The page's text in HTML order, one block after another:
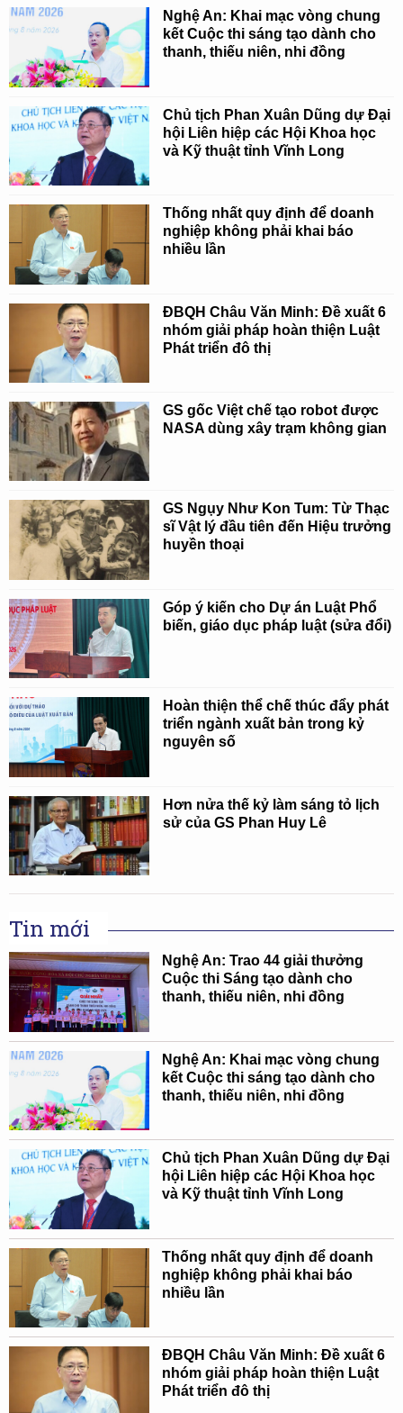
Nghệ An: Khai mạc vòng chung
kết Cuộc thi sáng tạo dành cho
thanh, thiếu niên, nhi đồng
Chủ tịch Phan Xuân Dũng dự Đại
hội Liên hiệp các Hội Khoa học
và Kỹ thuật tỉnh Vĩnh Long
Thống nhất quy định để doanh
nghiệp không phải khai báo
nhiều lần
ĐBQH Châu Văn Minh: Đề xuất 6
nhóm giải pháp hoàn thiện Luật
Phát triển đô thị
GS gốc Việt chế tạo robot được
NASA dùng xây trạm không gian
GS Ngụy Như Kon Tum: Từ Thạc
sĩ Vật lý đầu tiên đến Hiệu trưởng
huyền thoại
Góp ý kiến cho Dự án Luật Phổ
biến, giáo dục pháp luật (sửa đổi)
Hoàn thiện thể chế thúc đẩy phát
triển ngành xuất bản trong kỷ
nguyên số
Hơn nửa thế kỷ làm sáng tỏ lịch
sử của GS Phan Huy Lê
Tin mới
Nghệ An: Trao 44 giải thưởng
Cuộc thi Sáng tạo dành cho
thanh, thiếu niên, nhi đồng
Nghệ An: Khai mạc vòng chung
kết Cuộc thi sáng tạo dành cho
thanh, thiếu niên, nhi đồng
Chủ tịch Phan Xuân Dũng dự Đại
hội Liên hiệp các Hội Khoa học
và Kỹ thuật tỉnh Vĩnh Long
Thống nhất quy định để doanh
nghiệp không phải khai báo
nhiều lần
ĐBQH Châu Văn Minh: Đề xuất 6
nhóm giải pháp hoàn thiện Luật
Phát triển đô thị